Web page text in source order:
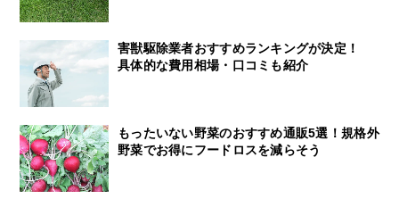
害獣駆除業者おすすめランキングが決定！
具体的な費用相場・口コミも紹介
もったいない野菜のおすすめ通販5選！規格外
野菜でお得にフードロスを減らそう